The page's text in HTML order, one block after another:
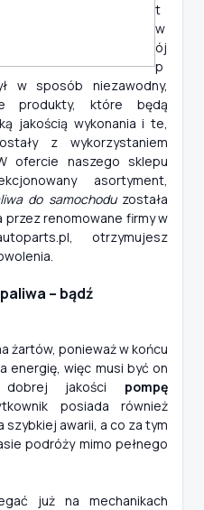
t
w
ój
p
w sposób niezawodny,
produkty, które będą
jakością wykonania i te,
z wykorzystaniem
ofercie naszego sklepu
asortyment,
do samochoduzostała
renomowane firmy w
otrzymujesz
– bądź
żartów, ponieważ w końcu
energię, więc musi być on
dobrej jakości pompę
posiada również
awarii, a co za tym
podróży mimo pełnego
już na mechanikach